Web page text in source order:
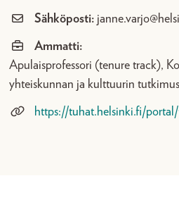
Sähköposti:
Ammatti:
Apulaisprofessori (tenure track),
yhteiskunnan ja kulttuurin tutkimus
https://tuhat.helsinki.fi/